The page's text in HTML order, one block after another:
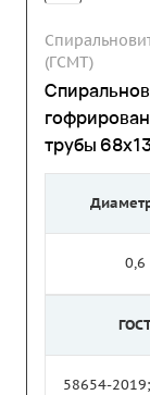
(ГСМТ)
трубы
0,6
58654-